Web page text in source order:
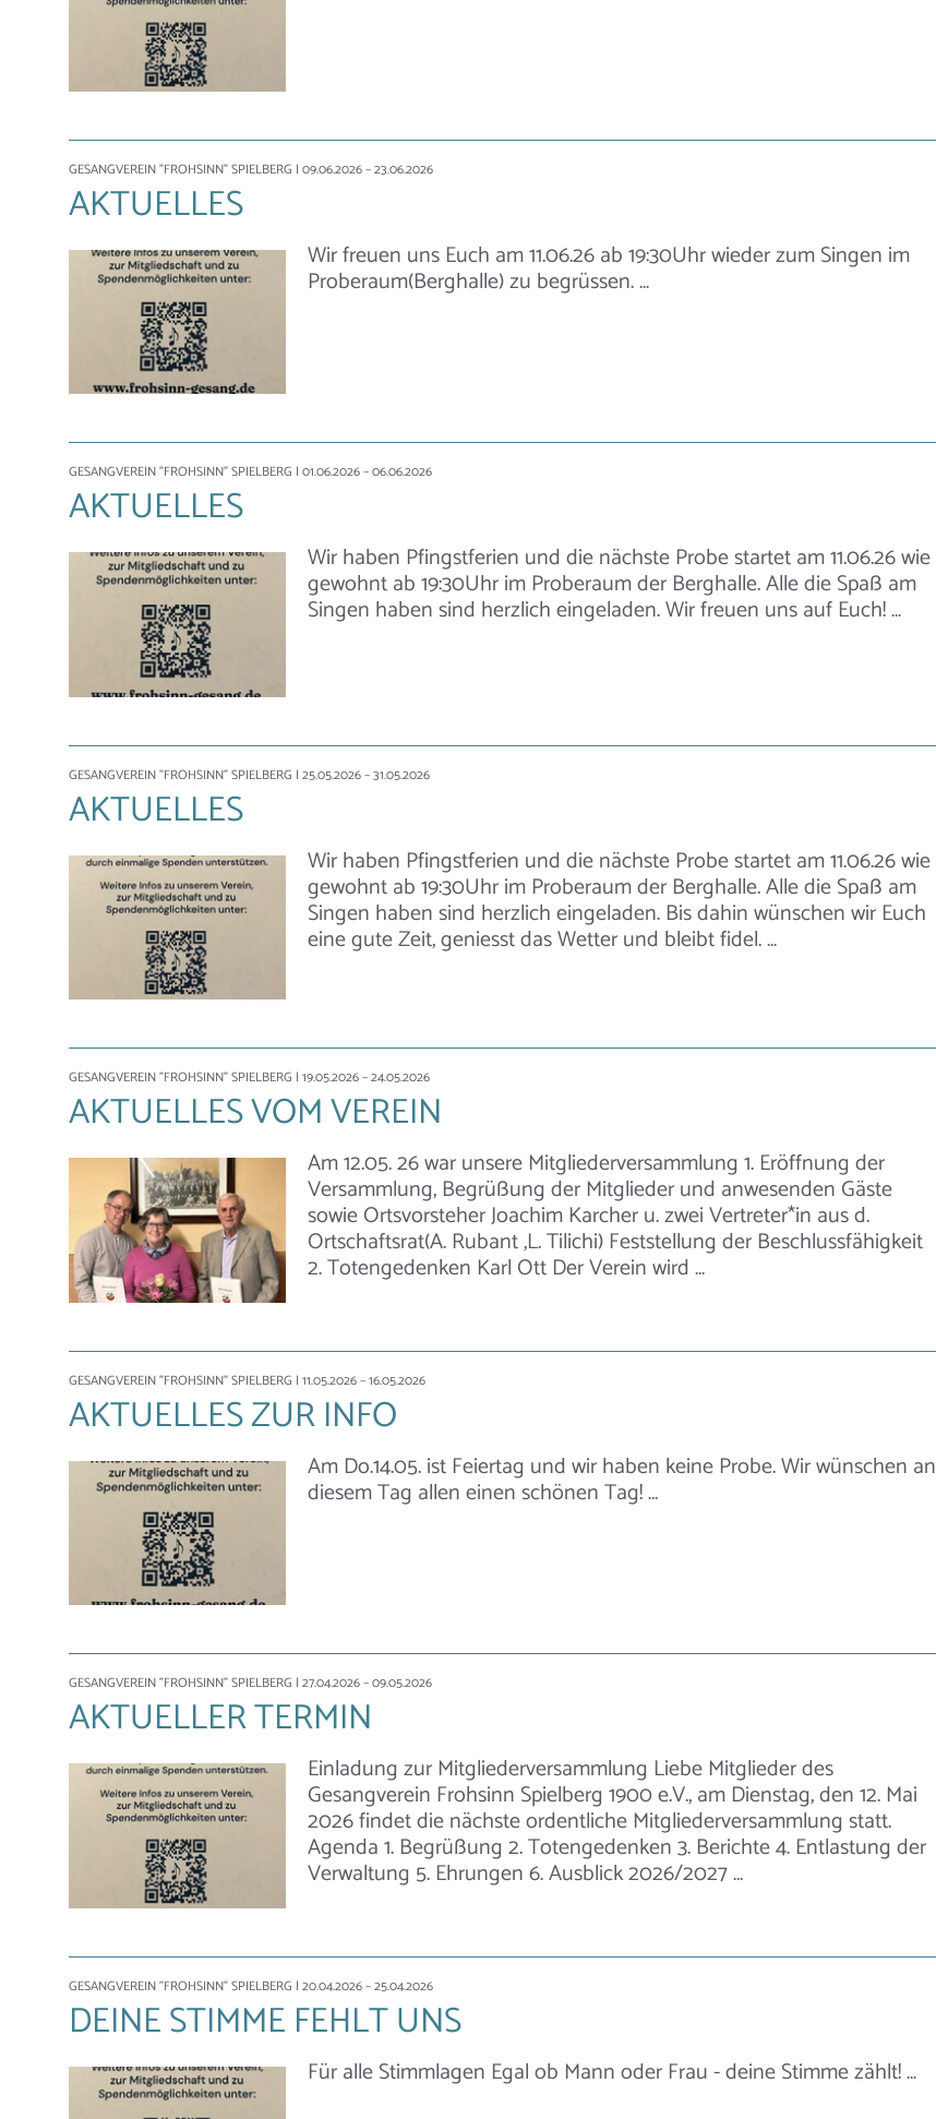
GESANGVEREIN "FROHSINN" SPIELBERG | 09.06.2026 – 23.06.2026
AKTUELLES
Wir freuen uns Euch am 11.06.26 ab 19:30Uhr wieder zum Singen im
Proberaum(Berghalle) zu begrüssen. …
GESANGVEREIN "FROHSINN" SPIELBERG | 01.06.2026 – 06.06.2026
AKTUELLES
Wir haben Pfingstferien und die nächste Probe startet am 11.06.26 wie
gewohnt ab 19:30Uhr im Proberaum der Berghalle. Alle die Spaß am
Singen haben sind herzlich eingeladen. Wir freuen uns auf Euch! …
GESANGVEREIN "FROHSINN" SPIELBERG | 25.05.2026 – 31.05.2026
AKTUELLES
Wir haben Pfingstferien und die nächste Probe startet am 11.06.26 wie
gewohnt ab 19:30Uhr im Proberaum der Berghalle. Alle die Spaß am
Singen haben sind herzlich eingeladen. Bis dahin wünschen wir Euch
eine gute Zeit, geniesst das Wetter und bleibt fidel. …
GESANGVEREIN "FROHSINN" SPIELBERG | 19.05.2026 – 24.05.2026
AKTUELLES VOM VEREIN
Am 12.05. 26 war unsere Mitgliederversammlung 1. Eröffnung der
Versammlung, Begrüßung der Mitglieder und anwesenden Gäste
sowie Ortsvorsteher Joachim Karcher u. zwei Vertreter*in aus d.
Ortschaftsrat(A. Rubant ,L. Tilichi) Feststellung der Beschlussfähigkeit
2. Totengedenken Karl Ott Der Verein wird …
GESANGVEREIN "FROHSINN" SPIELBERG | 11.05.2026 – 16.05.2026
AKTUELLES ZUR INFO
Am Do.14.05. ist Feiertag und wir haben keine Probe. Wir wünschen an
diesem Tag allen einen schönen Tag! …
GESANGVEREIN "FROHSINN" SPIELBERG | 27.04.2026 – 09.05.2026
AKTUELLER TERMIN
Einladung zur Mitgliederversammlung Liebe Mitglieder des
Gesangverein Frohsinn Spielberg 1900 e.V., am Dienstag, den 12. Mai
2026 findet die nächste ordentliche Mitgliederversammlung statt.
Agenda 1. Begrüßung 2. Totengedenken 3. Berichte 4. Entlastung der
Verwaltung 5. Ehrungen 6. Ausblick 2026/2027 …
GESANGVEREIN "FROHSINN" SPIELBERG | 20.04.2026 – 25.04.2026
DEINE STIMME FEHLT UNS
Für alle Stimmlagen Egal ob Mann oder Frau - deine Stimme zählt! …